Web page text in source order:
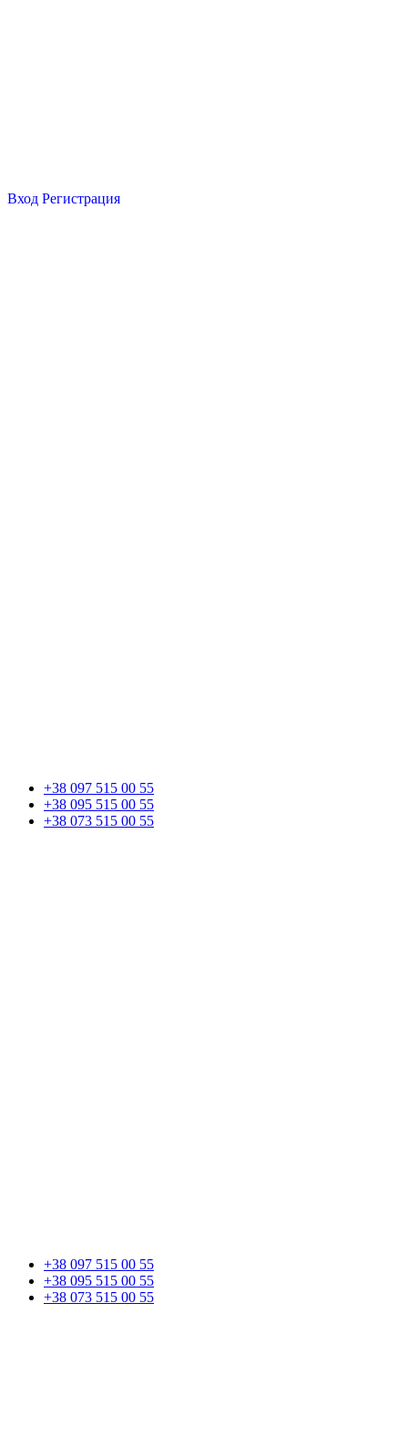
Вход Регистрация
+38 097 515 00 55
+38 095 515 00 55
+38 073 515 00 55
+38 097 515 00 55
+38 095 515 00 55
+38 073 515 00 55